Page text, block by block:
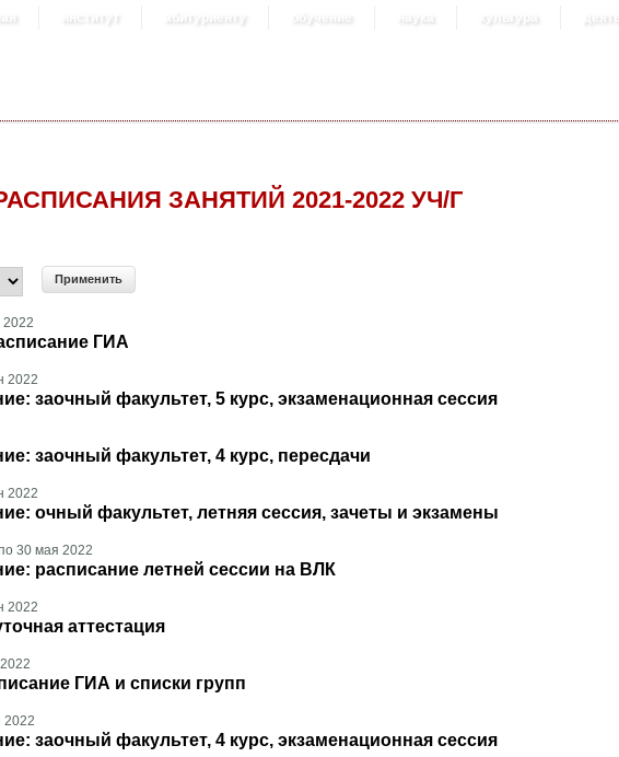
институт абитуриенту обучение наука культура
ЗАНЯТИЙ 2021-2022 УЧ/Г
ГИА
2022
заочный факультет, 5 курс, экзаменационная сессия
заочный факультет, 4 курс, пересдачи
2022
очный факультет, летняя сессия, зачеты и экзамены
30 мая 2022
расписание летней сессии на ВЛК
2022
аттестация
ГИА и списки групп
2022
заочный факультет, 4 курс, экзаменационная сессия